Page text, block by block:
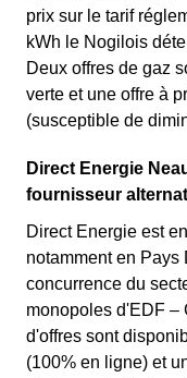
prix sur le tarif
kWh le Nogilois
Deux offres de gaz
verte et une offre à
(susceptible de
Direct Energie
fournisseur
Direct Energie est
notamment en Pays
concurrence du
monopoles d'EDF –
d'offres sont
(100% en ligne) et